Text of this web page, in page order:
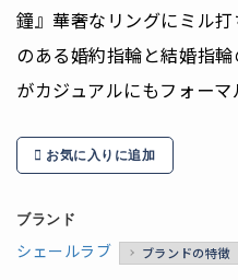
鐘』華奢なリングにミル
のある婚約指輪と結婚指
がカジュアルにもフォーマ
お気に入りに追加
ブランド
シェールラブ ブランドの特徴